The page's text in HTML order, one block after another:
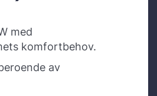
med
komfortbehov.
av